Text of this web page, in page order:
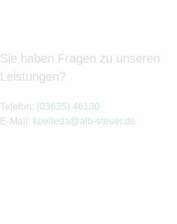
Sie haben Fragen zu unseren
Leistungen?
Telefon: (03635) 46130
E-Mail: koelleda@alb-steuer.de